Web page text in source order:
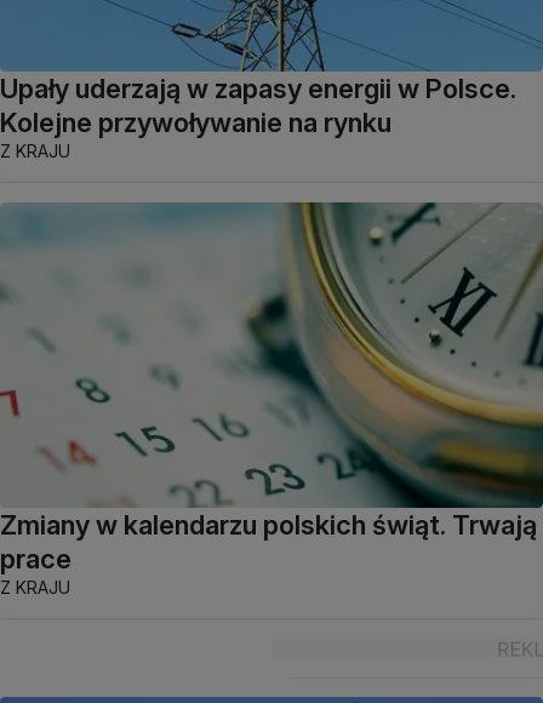
Upały uderzają w zapasy energii w Polsce.
Kolejne przywoływanie na rynku
Z KRAJU
Zmiany w kalendarzu polskich świąt. Trwają
prace
Z KRAJU